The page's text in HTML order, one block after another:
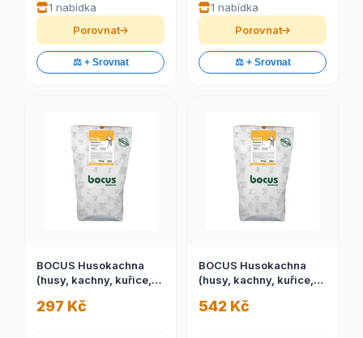
1 nabídka
Porovnat
⚖️ + Srovnat
1 nabídka
Porovnat
⚖️ + Srovnat
BOCUS Husokachna
(husy, kachny, kuřice,
297 Kč
BOCUS Husokachna
(husy, kachny, kuřice,
542 Kč